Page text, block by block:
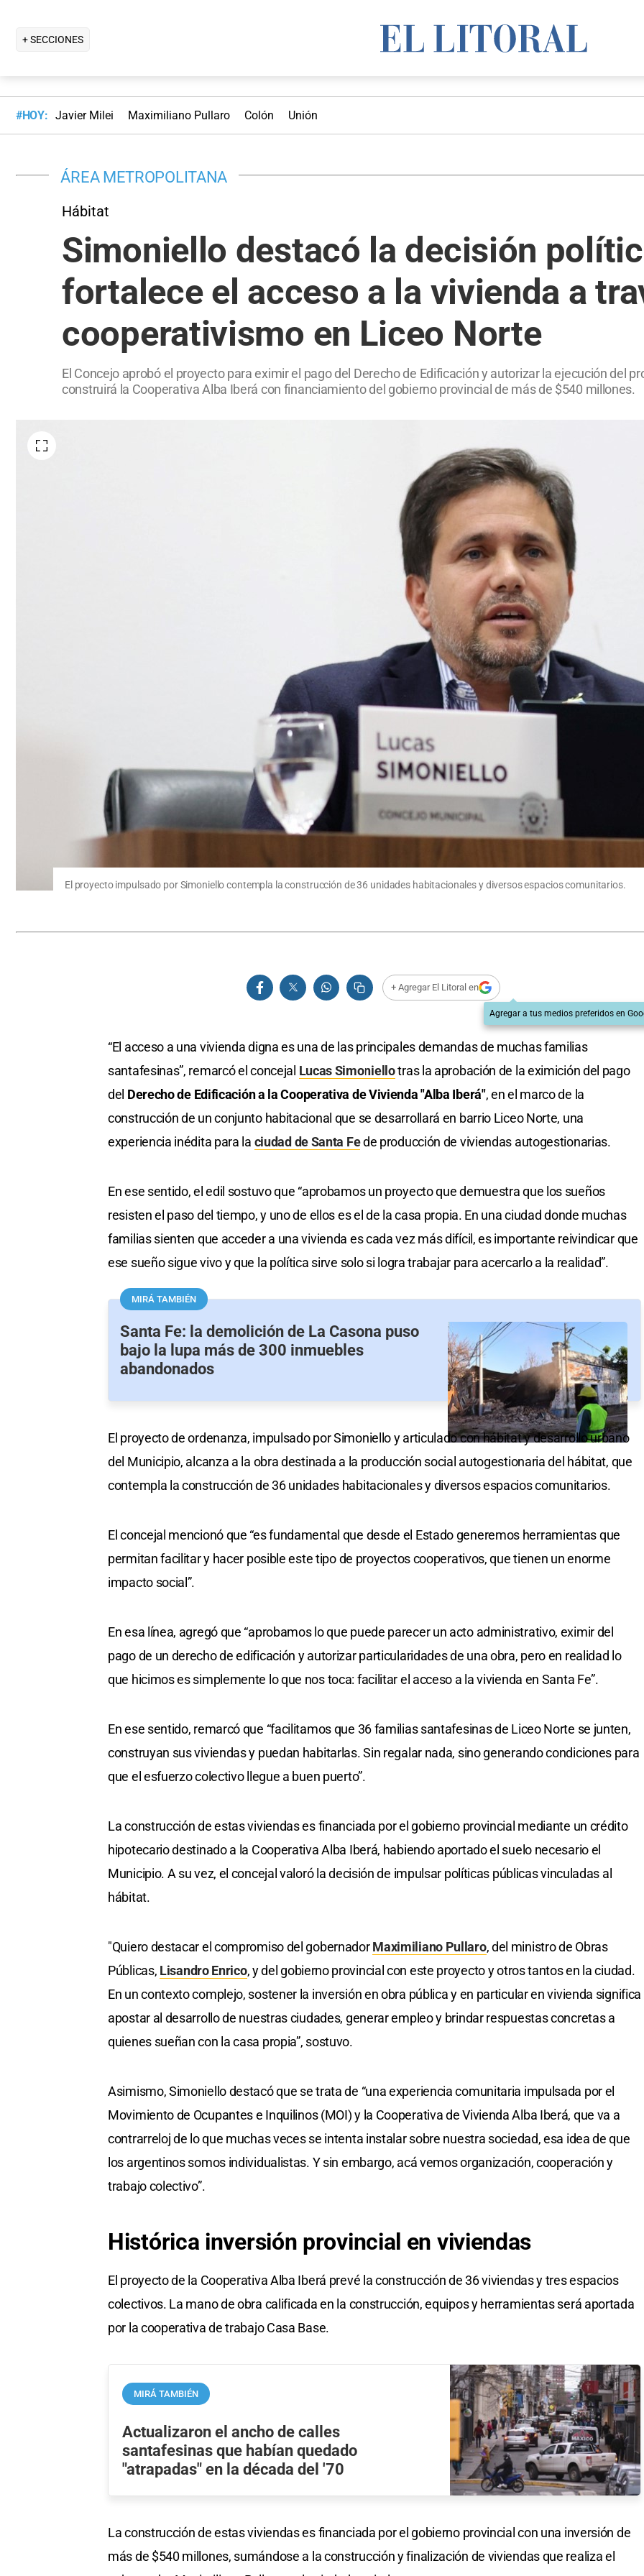
+ SECCIONES
#HOY: Javier Milei Maximiliano Pullaro Colón Unión
ÁREA METROPOLITANA
Hábitat
Simoniello destacó la decisión
fortalece el acceso a la vivienda a
cooperativismo en Liceo Norte
El Concejo aprobó el proyecto para eximir el pago del Derecho de Edificación y autorizar la ejecución del
construirá la Cooperativa Alba Iberá con financiamiento del gobierno provincial de más de $540 millones.
El proyecto impulsado por Simoniello contempla la construcción de 36 unidades habitacionales y diversos espacios comunitarios.
+ Agregar El Litoral en
Agregar a tus medios preferidos en
“El acceso a una vivienda digna es una de las principales demandas de muchas familias
santafesinas”, remarcó el concejal Lucas Simoniellotras la aprobación de la eximición del pago
del Derecho de Edificación a la Cooperativa de Vivienda "Alba Iberá", en el marco de la
construcción de un conjunto habitacional que se desarrollará en barrio Liceo Norte, una
experiencia inédita para la ciudad de Santa Fede producción de viviendas autogestionarias.
En ese sentido, el edil sostuvo que “aprobamos un proyecto que demuestra que los sueños
resisten el paso del tiempo, y uno de ellos es el de la casa propia. En una ciudad donde muchas
familias sienten que acceder a una vivienda es cada vez más difícil, es importante reivindicar que
ese sueño sigue vivo y que la política sirve solo si logra trabajar para acercarlo a la realidad”.
MIRÁ TAMBIÉN
Santa Fe: la demolición de La Casona puso
bajo la lupa más de 300 inmuebles
abandonados
El proyecto de ordenanza, impulsado por Simoniello y articulado con hábitat y desarrollo urbano
del Municipio, alcanza a la obra destinada a la producción social autogestionaria del hábitat, que
contempla la construcción de 36 unidades habitacionales y diversos espacios comunitarios.
El concejal mencionó que “es fundamental que desde el Estado generemos herramientas que
permitan facilitar y hacer posible este tipo de proyectos cooperativos, que tienen un enorme
impacto social”.
En esa línea, agregó que “aprobamos lo que puede parecer un acto administrativo, eximir del
pago de un derecho de edificación y autorizar particularidades de una obra, pero en realidad lo
que hicimos es simplemente lo que nos toca: facilitar el acceso a la vivienda en Santa Fe”.
En ese sentido, remarcó que “facilitamos que 36 familias santafesinas de Liceo Norte se junten,
construyan sus viviendas y puedan habitarlas. Sin regalar nada, sino generando condiciones para
que el esfuerzo colectivo llegue a buen puerto”.
La construcción de estas viviendas es financiada por el gobierno provincial mediante un crédito
hipotecario destinado a la Cooperativa Alba Iberá, habiendo aportado el suelo necesario el
Municipio. A su vez, el concejal valoró la decisión de impulsar políticas públicas vinculadas al
hábitat.
"Quiero destacar el compromiso del gobernadorMaximiliano Pullaro, del ministro de Obras
Públicas, Lisandro Enrico, y del gobierno provincial con este proyecto y otros tantos en la ciudad.
En un contexto complejo, sostener la inversión en obra pública y en particular en vivienda significa
apostar al desarrollo de nuestras ciudades, generar empleo y brindar respuestas concretas a
quienes sueñan con la casa propia”, sostuvo.
Asimismo, Simoniello destacó que se trata de “una experiencia comunitaria impulsada por el
Movimiento de Ocupantes e Inquilinos (MOI) y la Cooperativa de Vivienda Alba Iberá, que va a
contrarreloj de lo que muchas veces se intenta instalar sobre nuestra sociedad, esa idea de que
los argentinos somos individualistas. Y sin embargo, acá vemos organización, cooperación y
trabajo colectivo”.
Histórica inversión provincial en viviendas
El proyecto de la Cooperativa Alba Iberá prevé la construcción de 36 viviendas y tres espacios
colectivos. La mano de obra calificada en la construcción, equipos y herramientas será aportada
por la cooperativa de trabajo Casa Base.
MIRÁ TAMBIÉN
Actualizaron el ancho de calles
santafesinas que habían quedado
"atrapadas" en la década del '70
La construcción de estas viviendas es financiada por el gobierno provincial con una inversión de
más de $540 millones, sumándose a la construcción y finalización de viviendas que realiza el